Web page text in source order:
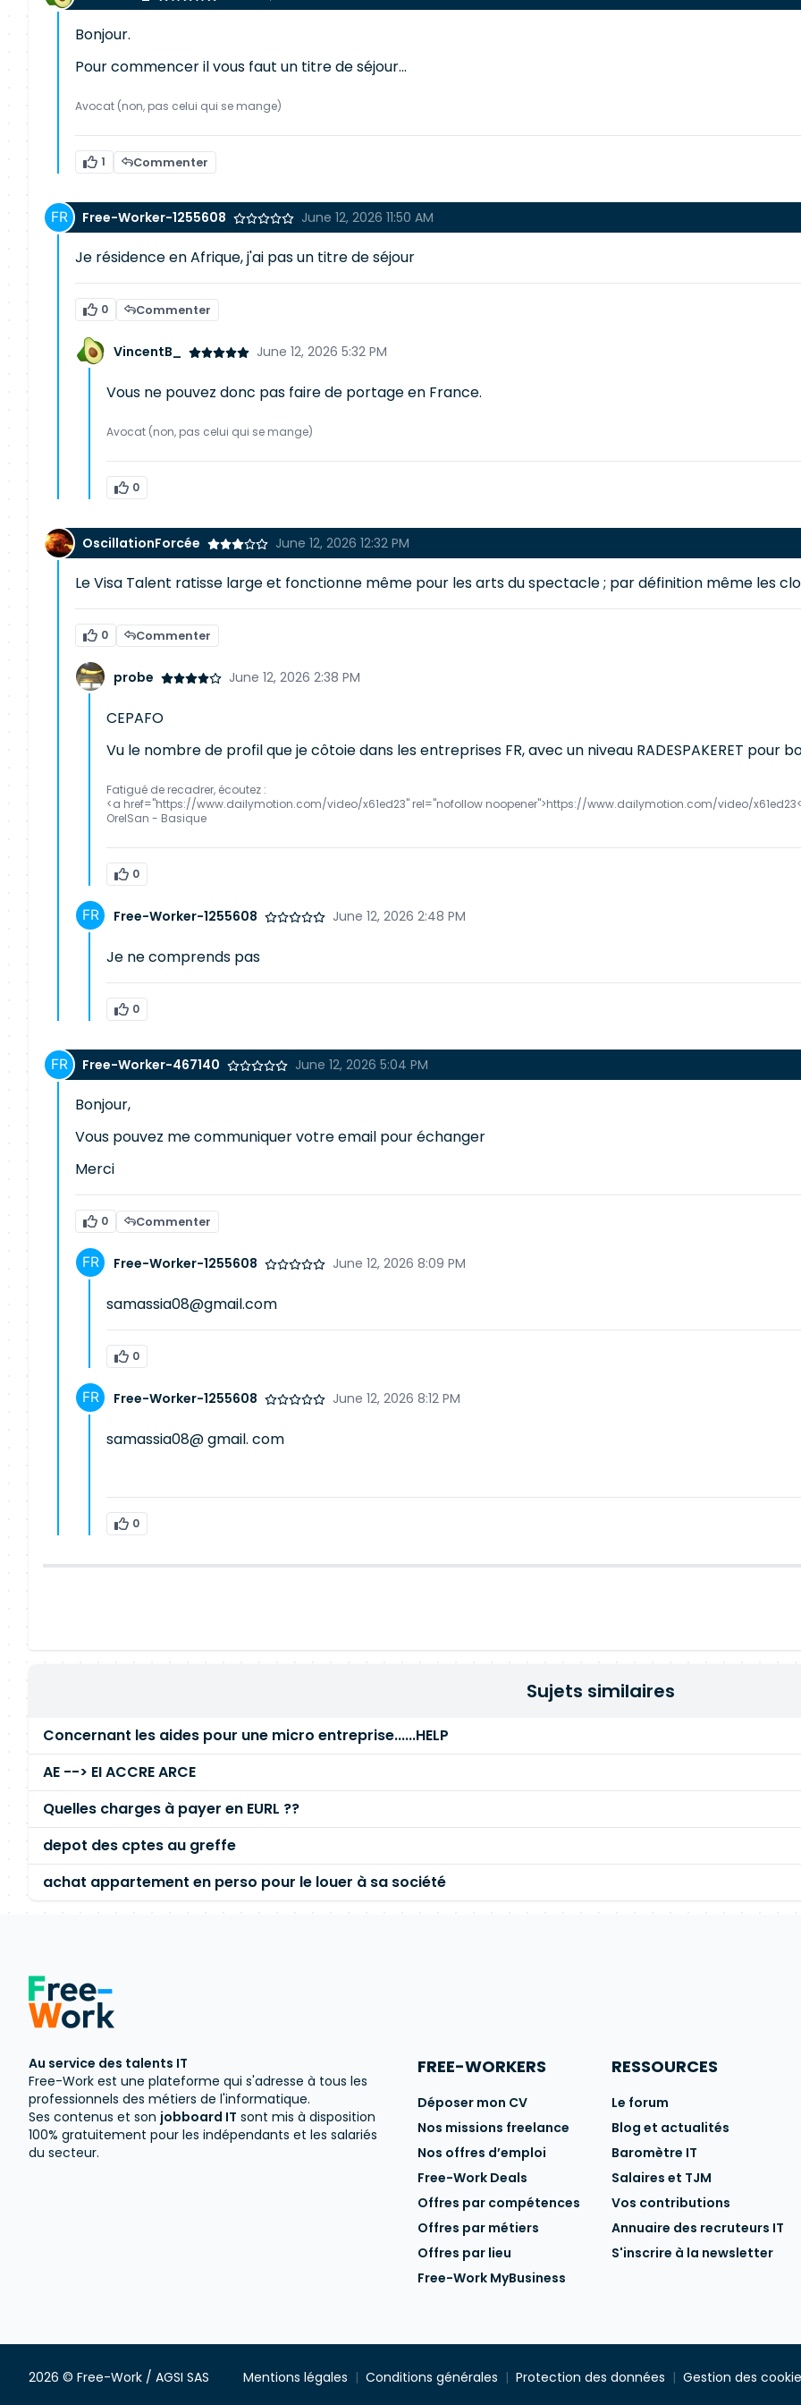
Bonjour.
Pour commencer il vous faut un titre de séjour...
Avocat (non, pas celui qui se mange)
1 Commenter
Free-Worker-1255608 June 12, 2026 11:50 AM
Je résidence en Afrique, j'ai pas un titre de séjour
0 Commenter
VincentB_ June 12, 2026 5:32 PM
Vous ne pouvez donc pas faire de portage en France.
Avocat (non, pas celui qui se mange)
0
OscillationForcée June 12, 2026 12:32 PM
Le Visa Talent ratisse large et fonctionne même pour les arts du spectacle ; par définition même les
0 Commenter
probe June 12, 2026 2:38 PM
CEPAFO
Vu le nombre de profil que je côtoie dans les entreprises FR, avec un niveau RADESPAKERET pour
Fatigué de recadrer, écoutez :
<a href="https://www.dailymotion.com/video/x61ed23" rel="nofollow noopener">https://www.dailymotion.com/video/
OrelSan - Basique
0
Free-Worker-1255608 June 12, 2026 2:48 PM
Je ne comprends pas
0
Free-Worker-467140 June 12, 2026 5:04 PM
Bonjour,
Vous pouvez me communiquer votre email pour échanger
Merci
0 Commenter
Free-Worker-1255608 June 12, 2026 8:09 PM
samassia08@gmail.com
0
Free-Worker-1255608 June 12, 2026 8:12 PM
samassia08@ gmail. com
0
Sujets similaires
Concernant les aides pour une micro entreprise......HELP
AE --> EI ACCRE ARCE
Quelles charges à payer en EURL ??
depot des cptes au greffe
achat appartement en perso pour le louer à sa société
Au service des talents IT
Free-Work est une plateforme qui s'adresse à tous les
professionnels des métiers de l'informatique.
Ses contenus et son jobboard IT sont mis à disposition
100% gratuitement pour les indépendants et les salariés
du secteur.
FREE-WORKERS
Déposer mon CV
Nos missions freelance
Nos offres d’emploi
Free-Work Deals
Offres par compétences
Offres par métiers
Offres par lieu
Free-Work MyBusiness
RESSOURCES
Le forum
Blog et actualités
Baromètre IT
Salaires et TJM
Vos contributions
Annuaire des recruteurs IT
S'inscrire à la newsletter
2026 © Free-Work / AGSI SAS Mentions légales Conditions générales Protection des données Gestion des